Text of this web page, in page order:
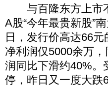
与百隆东方上市不
A股“今年最贵新股”
日，发行价高达66
净利润仅5000余万
润同比下滑约40%。
停，昨日又一度大跌